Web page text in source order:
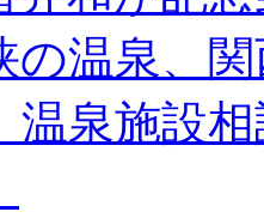
の温泉、
温泉施設